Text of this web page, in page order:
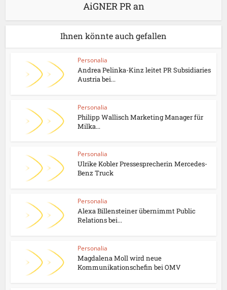
AiGNER PR an
Ihnen könnte auch gefallen
Personalia
Andrea Pelinka-Kinz leitet PR Subsidiaries
Austria bei...
Personalia
Philipp Wallisch Marketing Manager für
Milka...
Personalia
Ulrike Kobler Pressesprecherin Mercedes-
Benz Truck
Personalia
Alexa Billensteiner übernimmt Public
Relations bei...
Personalia
Magdalena Moll wird neue
Kommunikationschefin bei OMV